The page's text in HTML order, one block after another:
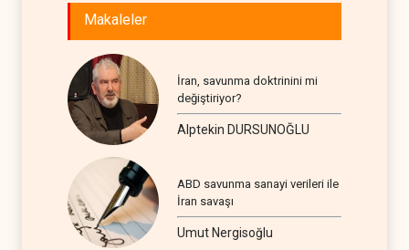
Makaleler
İran, savunma doktrinini mi
değiştiriyor?
Alptekin DURSUNOĞLU
ABD savunma sanayi verileri ile
İran savaşı
Umut Nergisoğlu